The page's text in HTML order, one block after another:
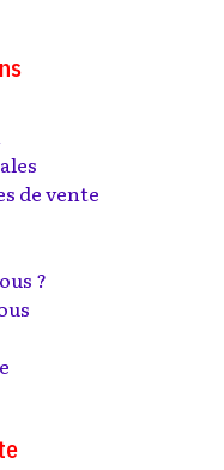
de vente
?